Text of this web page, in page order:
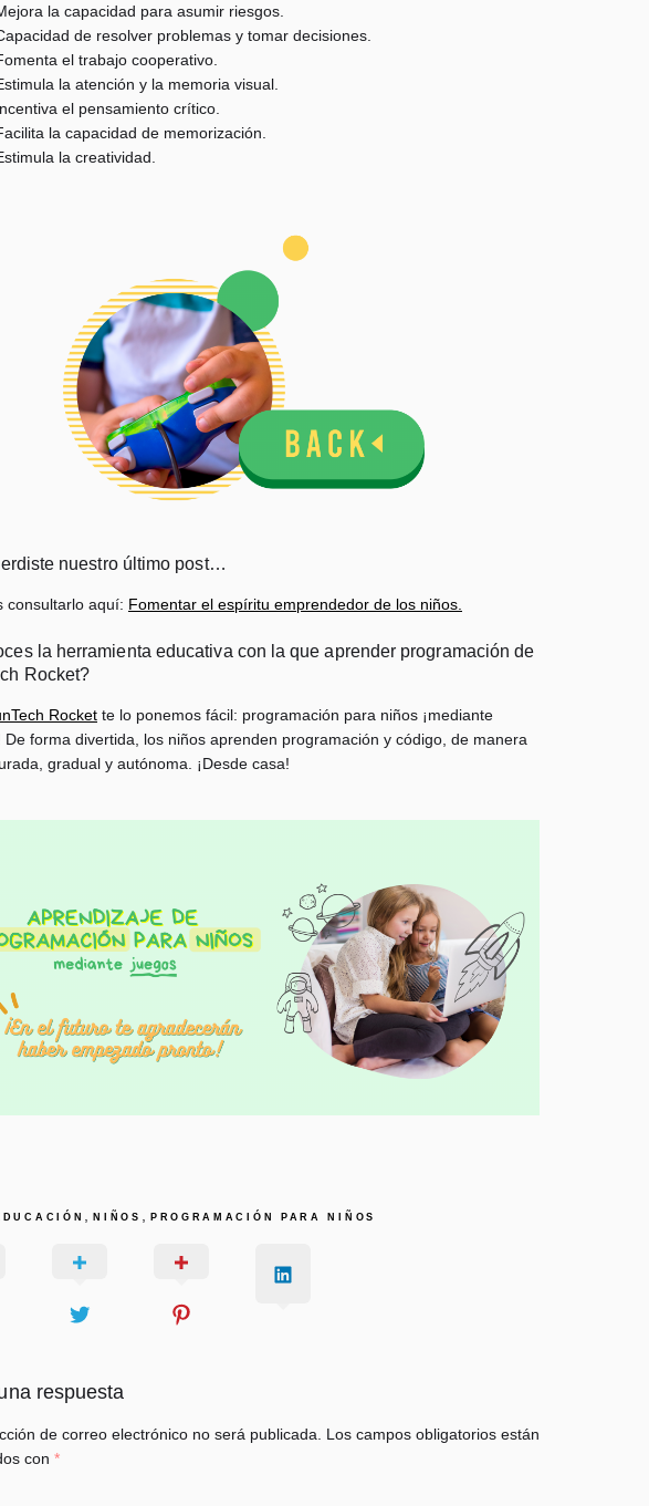
la capacidad para asumir riesgos.
de resolver problemas y tomar decisiones.
el trabajo cooperativo.
la atención y la memoria visual.
el pensamiento crítico.
la capacidad de memorización.
la creatividad.
nuestro último post…
consultarlo aquí: Fomentar el espíritu emprendedor de los niños.
la herramienta educativa con la que aprender programación de
Rocket?
Rocket te lo ponemos fácil: programación para niños ¡mediante
De forma divertida, los niños aprenden programación y código, de manera
gradual y autónoma. ¡Desde casa!
,NIÑOS PROGRAMACIÓN PARA NIÑOS
respuesta
de correo electrónico no será publicada.
Los campos obligatorios están
con *